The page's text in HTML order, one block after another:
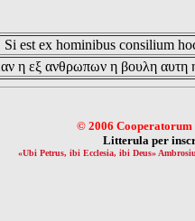
Si est ex hominibus consilium
η εξ ανθρωπων η βουλη αυτη
© 2006 Cooperatorum
Litterula per
«Ubi Petrus, ibi Ecclesia, ibi Deus»